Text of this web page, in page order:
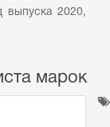
выпуска 2020,
марок